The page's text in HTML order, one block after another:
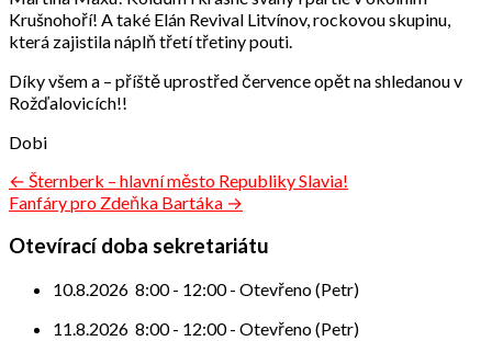
Krušnohoří! A také Elán Revival Litvínov, rockovou skupinu,
která zajistila náplň třetí třetiny pouti.
Díky všem a – příště uprostřed července opět na shledanou v
Rožďalovicích!!
Dobi
Navigace
pro
příspěvek
← Šternberk – hlavní město Republiky Slavia!
Fanfáry pro Zdeňka Bartáka →
Otevírací doba sekretariátu
10.8.2026 8:00- 12:00- Otevřeno (Petr)
11.8.2026 8:00- 12:00- Otevřeno (Petr)